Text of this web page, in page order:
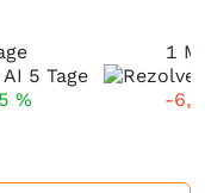
%
1
-